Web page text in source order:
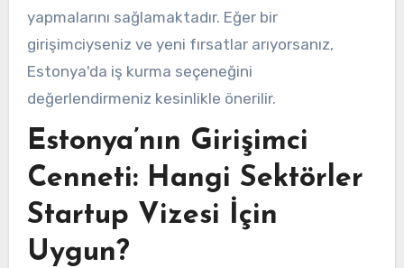
yapmalarını sağlamaktadır. Eğer bir
girişimciyseniz ve yeni fırsatlar arıyorsanız,
Estonya'da iş kurma seçeneğini
değerlendirmeniz kesinlikle önerilir.
Estonya’nın Girişimci
Cenneti: Hangi Sektörler
Startup Vizesi İçin
Uygun?